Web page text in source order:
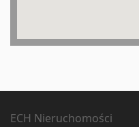
ECH Nieruchomości